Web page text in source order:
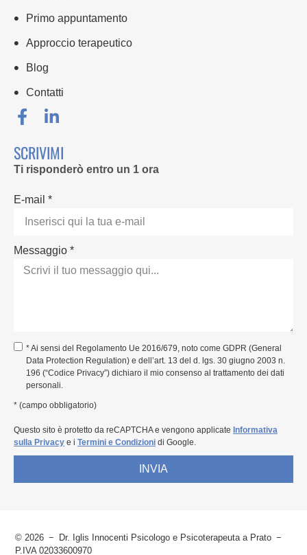
Primo appuntamento
Approccio terapeutico
Blog
Contatti
SCRIVIMI
Ti risponderò entro un 1 ora
E-mail *
Messaggio *
* Ai sensi del Regolamento Ue 2016/679, noto come GDPR (General
Data Protection Regulation) e dell’art. 13 del d. lgs. 30 giugno 2003 n.
196 (“Codice Privacy”) dichiaro il mio consenso al trattamento dei dati
personali.
* (campo obbligatorio)
Questo sito è protetto da reCAPTCHA e vengono applicate Informativa
sulla Privacy e i Termini e Condizioni di Google.
INVIA
© 2026
Dr. Iglis Innocenti Psicologo e Psicoterapeuta a Prato
P.IVA 02033600970